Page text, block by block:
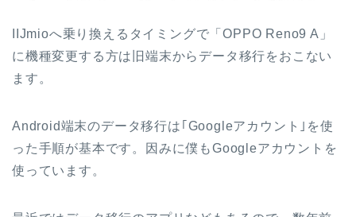
IIJmioへ乗り換えるタイミングで「OPPO Reno9 A」
に機種変更する方は旧端末からデータ移行をおこない
ます。
Android端末のデータ移行は｢Googleアカウント｣を使
った手順が基本です。因みに僕もGoogleアカウントを
使っています。